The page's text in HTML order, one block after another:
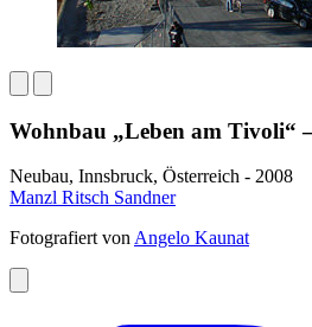
Wohnbau „Leben am Tivoli“
Neubau, Innsbruck, Österreich - 2008
Manzl Ritsch Sandner
Fotografiert vonAngelo Kaunat